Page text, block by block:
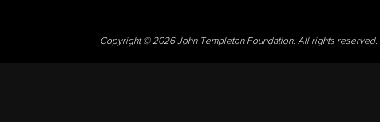
Copyright © 2026 John Templeton Foundation. All rights reserved.